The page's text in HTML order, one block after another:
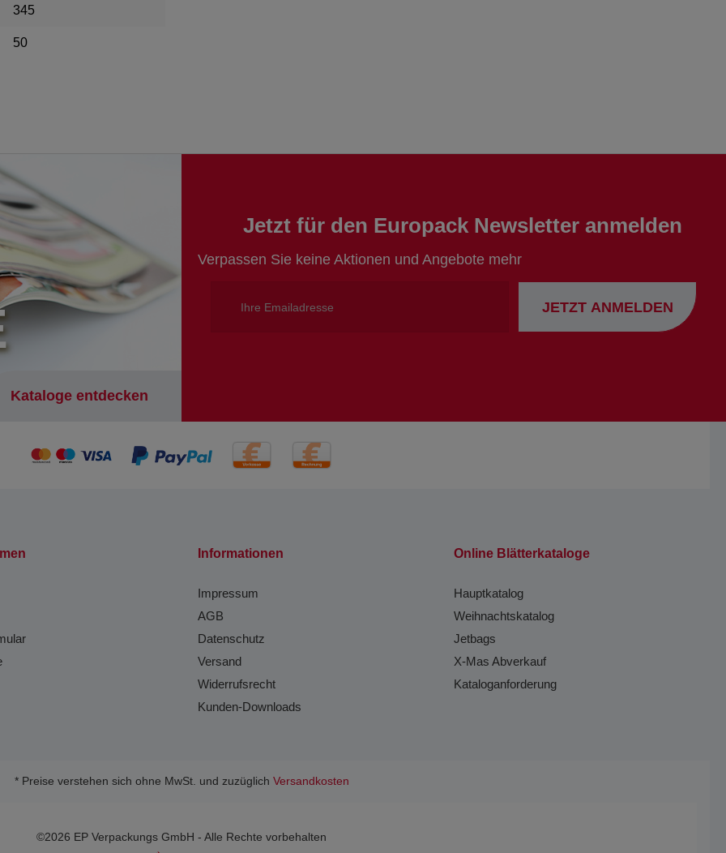
345
50
Kataloge entdecken
Jetzt für den Europack Newsletter anmelden
Verpassen Sie keine Aktionen und Angebote mehr
JETZT ANMELDEN
Informationen
Impressum
AGB
Datenschutz
Versand
Widerrufsrecht
Kunden-Downloads
Online Blätterkataloge
Hauptkatalog
Weihnachtskatalog
Jetbags
X-Mas Abverkauf
Kataloganforderung
* Preise verstehen sich ohne MwSt. und zuzüglich Versandkosten
©2026 EP Verpackungs GmbH - Alle Rechte vorbehalten